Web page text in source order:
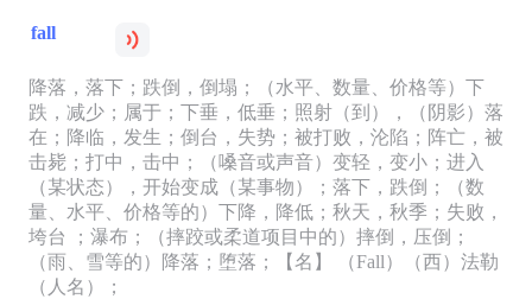
fall
降落，落下；跌倒，倒塌；（水平、数量、价格等）下
跌，减少；属于；下垂，低垂；照射（到），（阴影）落
在；降临，发生；倒台，失势；被打败，沦陷；阵亡，被
击毙；打中，击中；（嗓音或声音）变轻，变小；进入
（某状态），开始变成（某事物）；落下，跌倒；（数
量、水平、价格等的）下降，降低；秋天，秋季；失败，
垮台 ；瀑布；（摔跤或柔道项目中的）摔倒，压倒；
（雨、雪等的）降落；堕落；【名】 （Fall）（西）法勒
（人名）；